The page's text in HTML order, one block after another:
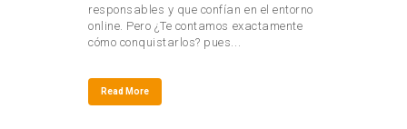
responsables y que confían en el entorno
online. Pero ¿Te contamos exactamente
cómo conquistarlos? pues...
Read More